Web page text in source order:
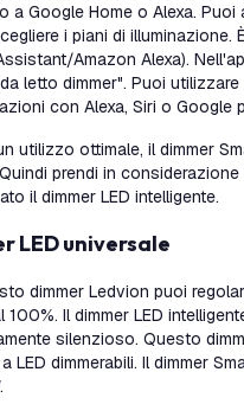
a Google Home o Alexa.
i piani di
Amazon Alexa).
letto dimmer". Puoi
con Alexa, Siri o Google
utilizzo ottimale, il dimmer
prendi in
il dimmer LED intelligente.
LED universale
dimmer Ledvion puoi
100%. Il dimmer LED
silenzioso. Questo
LED dimmerabili. Il dimmer